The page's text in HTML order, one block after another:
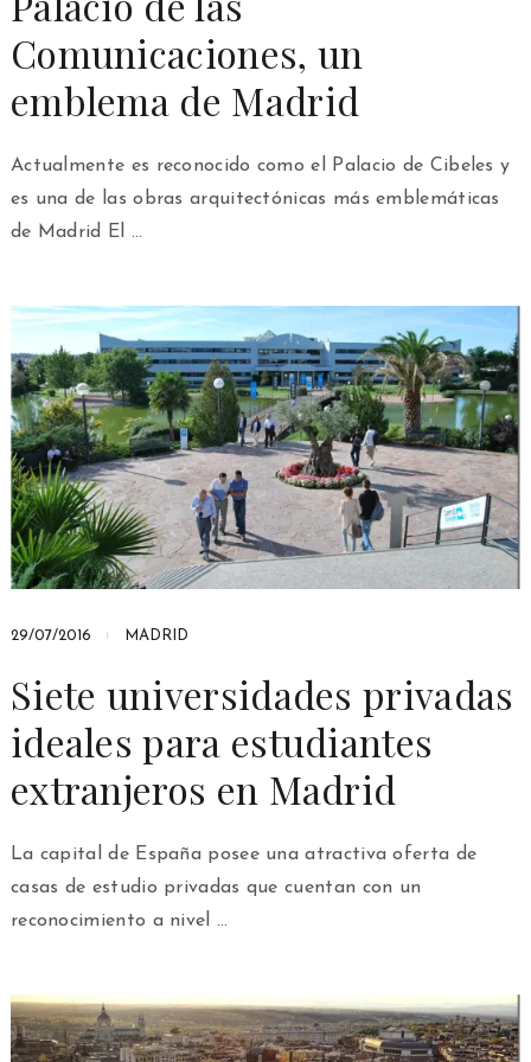
Comunicaciones, un
emblema de Madrid
Actualmente es reconocido como el Palacio de Cibeles y
es una de las obras arquitectónicas más emblemáticas
de Madrid El …
29/07/2016 MADRID
Siete universidades privadas
ideales para estudiantes
extranjeros en Madrid
La capital de España posee una atractiva oferta de
casas de estudio privadas que cuentan con un
reconocimiento a nivel …